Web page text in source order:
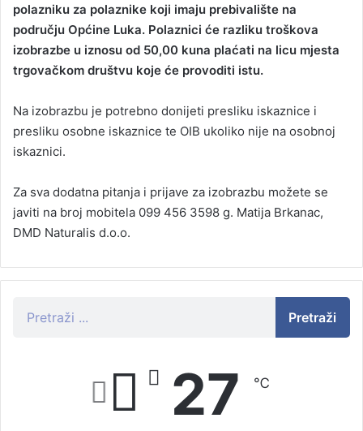
polazniku za polaznike koji imaju prebivalište na
području Općine Luka. Polaznici će razliku troškova
izobrazbe u iznosu od 50,00 kuna plaćati na licu mjesta
trgovačkom društvu koje će provoditi istu.
Na izobrazbu je potrebno donijeti presliku iskaznice i
presliku osobne iskaznice te OIB ukoliko nije na osobnoj
iskaznici.
Za sva dodatna pitanja i prijave za izobrazbu možete se
javiti na broj mobitela 099 456 3598 g. Matija Brkanac,
DMD Naturalis d.o.o.
Pretraži
27 ℃